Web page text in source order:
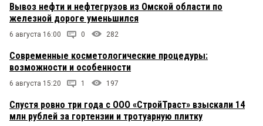
Вывоз нефти и нефтегрузов из Омской области по
железной дороге уменьшился
6 августа 16:00 0 282
Современные косметологические процедуры:
возможности и особенности
6 августа 15:20 1 197
Спустя ровно три года с ООО «СтройТраст» взыскали 14
млн рублей за гортензии и тротуарную плитку